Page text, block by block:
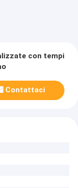
con tempi
Contattaci